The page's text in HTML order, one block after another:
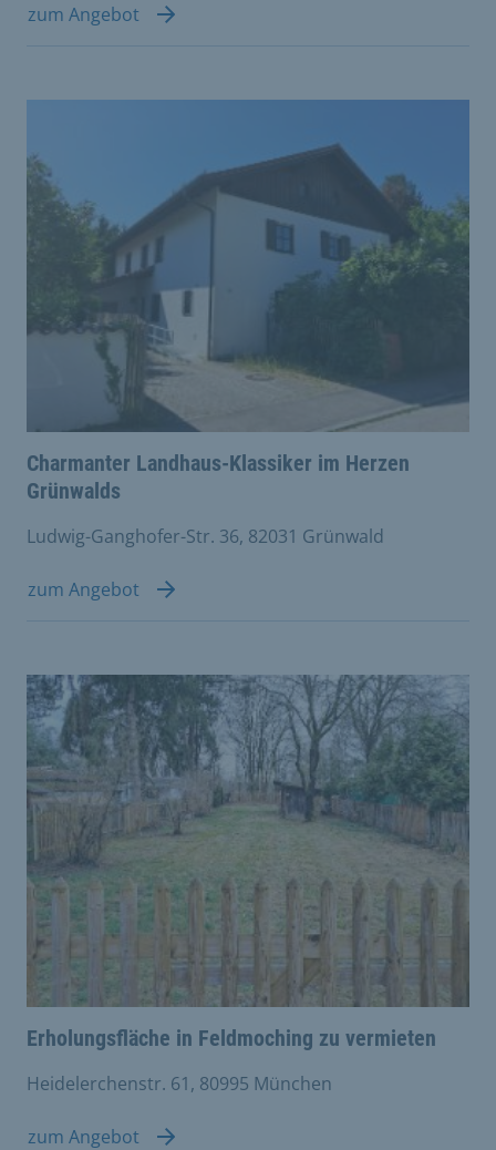
zum Angebot
Charmanter Landhaus-Klassiker im Herzen
Grünwalds
Ludwig-Ganghofer-Str. 36, 82031 Grünwald
zum Angebot
Erholungsfläche in Feldmoching zu vermieten
Heidelerchenstr. 61, 80995 München
zum Angebot